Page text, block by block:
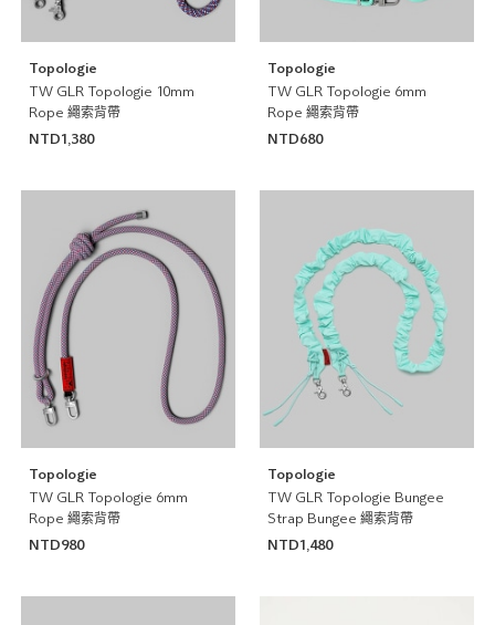
Topologie
TW GLR Topologie 10mm
Rope 繩索背帶
NTD1,380
Topologie
TW GLR Topologie 6mm
Rope 繩索背帶
NTD680
Topologie
TW GLR Topologie 6mm
Rope 繩索背帶
NTD980
Topologie
TW GLR Topologie Bungee
Strap Bungee 繩索背帶
NTD1,480